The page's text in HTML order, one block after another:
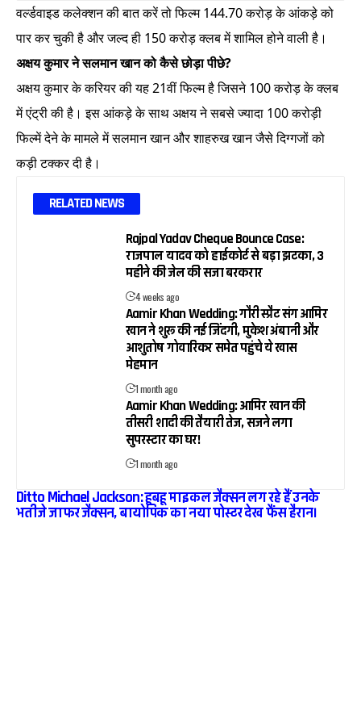
वर्ल्डवाइड कलेक्शन की बात करें तो फिल्म 144.70 करोड़ के आंकड़े को
पार कर चुकी है और जल्द ही 150 करोड़ क्लब में शामिल होने वाली है।
अक्षय कुमार ने सलमान खान को कैसे छोड़ा पीछे?
अक्षय कुमार के करियर की यह 21वीं फिल्म है जिसने 100 करोड़ के क्लब
में एंट्री की है। इस आंकड़े के साथ अक्षय ने सबसे ज्यादा 100 करोड़ी
फिल्में देने के मामले में सलमान खान और शाहरुख खान जैसे दिग्गजों को
कड़ी टक्कर दी है।
RELATED NEWS
Rajpal Yadav Cheque Bounce Case:
राजपाल यादव को हाईकोर्ट से बड़ा झटका, 3
महीने की जेल की सजा बरकरार
4 weeks ago
Aamir Khan Wedding: गौरी स्प्रैट संग आमिर
खान ने शुरू की नई जिंदगी, मुकेश अंबानी और
आशुतोष गोवारिकर समेत पहुंचे ये खास
मेहमान
1 month ago
Aamir Khan Wedding: आमिर खान की
तीसरी शादी की तैयारी तेज, सजने लगा
सुपरस्टार का घर!
1 month ago
Ditto Michael Jackson: हूबहू माइकल जैक्सन लग रहे हैं उनके
भतीजे जाफर जैक्सन, बायोपिक का नया पोस्टर देख फैंस हैरान।